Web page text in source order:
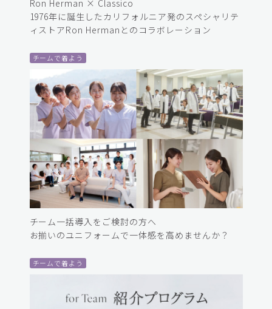
Ron Herman × Classico
1976年に誕生したカリフォルニア発のスペシャリテ
ィストアRon Hermanとのコラボレーション
チームで着よう
チーム一括導入をご検討の方へ
お揃いのユニフォームで一体感を高めませんか？
チームで着よう